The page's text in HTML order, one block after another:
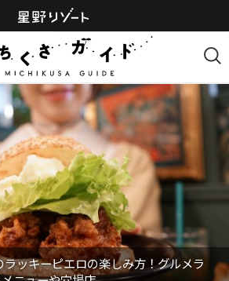
ッキーピエロの楽しみ方！グルメラ